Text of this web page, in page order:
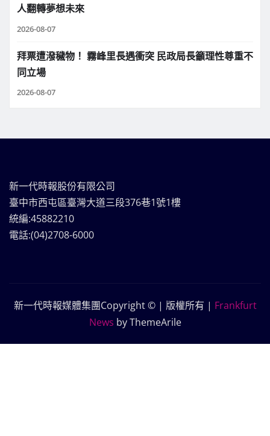
人翻轉夢想未來
2026-08-07
拜票遭潑穢物！ 霧峰里長遇衝突 民政局長籲理性尊重不
同立場
2026-08-07
新一代時報股份有限公司
臺中市西屯區臺灣大道三段376巷1號1樓
統編:45882210
電話:(04)2708-6000
新一代時報媒體集團Copyright © | 版權所有 | Frankfurt
News by ThemeArile